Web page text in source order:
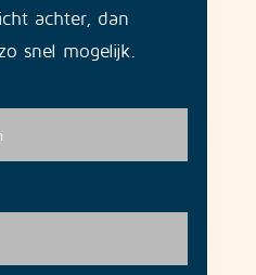
achter, dan
snel mogelijk.